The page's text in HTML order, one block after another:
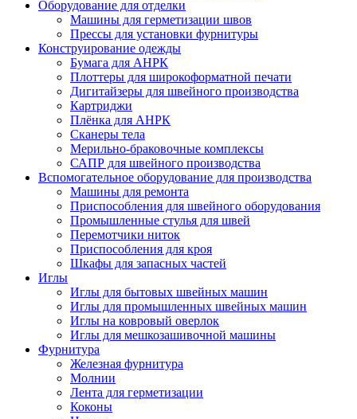
Оборудование для отделки
Машины для герметизации швов
Прессы для установки фурнитуры
Конструирование одежды
Бумага для АНРК
Плоттеры для широкоформатной печати
Дигитайзеры для швейного производства
Картриджи
Плёнка для АНРК
Сканеры тела
Мерильно-браковочные комплексы
САПР для швейного производства
Вспомогательное оборудование для производства
Машины для ремонта
Приспособления для швейного оборудования
Промышленные стулья для швей
Перемотчики ниток
Приспособления для кроя
Шкафы для запасных частей
Иглы
Иглы для бытовых швейных машин
Иглы для промышленных швейных машин
Иглы на ковровый оверлок
Иглы для мешкозашивочной машины
Фурнитура
Железная фурнитура
Молнии
Лента для герметизации
Коконы